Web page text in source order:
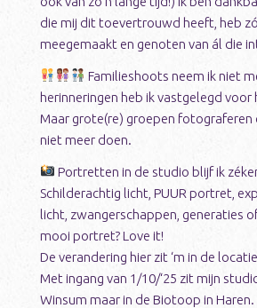
die mij dit toevertrouwd heeft, heb
meegemaakt en genoten van ál die
Familieshoots neem ik niet
herinneringen heb ik vastgelegd voor
Maar grote(re) groepen fotograferen
niet meer doen.
Portretten in de studio blijf ik
Schilderachtig licht, PUUR portret,
licht, zwangerschappen, generaties
mooi portret? Love it!
De verandering hier zit ‘m in de
Met ingang van 1/10/‘25 zit mijn
Winsum maar in de Biotoop in Haren.